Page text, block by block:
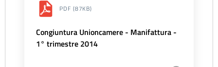
PDF (87KB)
Congiuntura Unioncamere - Manifattura -
1° trimestre 2014